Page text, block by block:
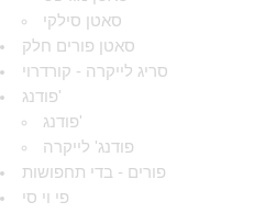
סאטן סילקי
סאטן פורים חלק
סריג לייקרה - קורדרוי
פודנג'
פודנג'
פודנג' לייקרה
פורים - בדי תחפושות
פי וי סי